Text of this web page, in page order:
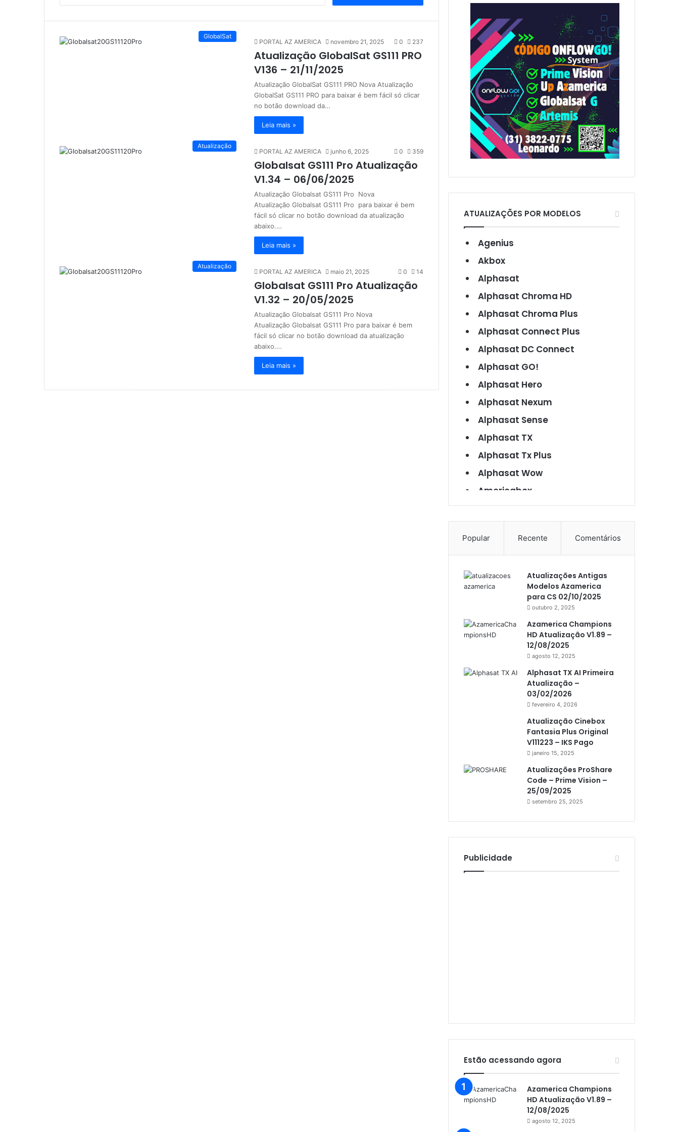
q
i
s
a
r
p
o
r
GlobalSat
PORTAL AZ AMERICA novembro 21, 2025 0 237
Atualização GlobalSat GS111 PRO
V136 – 21/11/2025
Atualização GlobalSat GS111 PRO Nova Atualização
GlobalSat GS111 PRO para baixar é bem fácil só clicar
no botão download da…
Leia mais »
Atualização
PORTAL AZ AMERICA junho 6, 2025 0 359
Globalsat GS111 Pro Atualização
V1.34 – 06/06/2025
Atualização Globalsat GS111 Pro Nova
Atualização Globalsat GS111 Pro para baixar é bem
fácil só clicar no botão download da atualização
abaixo.…
Leia mais »
Atualização
PORTAL AZ AMERICA maio 21, 2025 0 14
Globalsat GS111 Pro Atualização
V1.32 – 20/05/2025
Atualização Globalsat GS111 Pro Nova
Atualização Globalsat GS111 Pro para baixar é bem
fácil só clicar no botão download da atualização
abaixo.…
Leia mais »
r
ATUALIZAÇÕES POR MODELOS
Agenius
Akbox
Alphasat
Alphasat Chroma HD
Alphasat Chroma Plus
Alphasat Connect Plus
Alphasat DC Connect
Alphasat GO!
Alphasat Hero
Alphasat Nexum
Alphasat Sense
Alphasat TX
Alphasat Tx Plus
Alphasat Wow
Americabox
Americabox S101
Americabox S105 Plus
Americabox S205 Plus
Americabox S305 Plus
Atacado Games
Athomics Eon
Athomics i3
Athomics i3 Bold
Athomics Inspire Qi
Athomics inspire Qi Compact
Athomics Inspire Qi Lite
Athomics S3
Athomics T3
ATV
Audisat C1
Audisat E10 Lote 1 e 2
Audisat E10 Lote 3
Audisat K10 Urus
Audisat K20 Huracan
Audisat K30 Aventador
Popular Recente Comentários
Atualizações Antigas
Modelos Azamerica
para CS 02/10/2025
outubro 2, 2025
Azamerica Champions
HD Atualização V1.89 –
12/08/2025
agosto 12, 2025
Alphasat TX AI Primeira
Atualização –
03/02/2026
fevereiro 4, 2026
Atualização Cinebox
Fantasia Plus Original
V111223 – IKS Pago
janeiro 15, 2025
Atualizações ProShare
Code – Prime Vision –
25/09/2025
setembro 25, 2025
Publicidade
Estão acessando agora
Azamerica Champions
HD Atualização V1.89 –
12/08/2025
agosto 12, 2025